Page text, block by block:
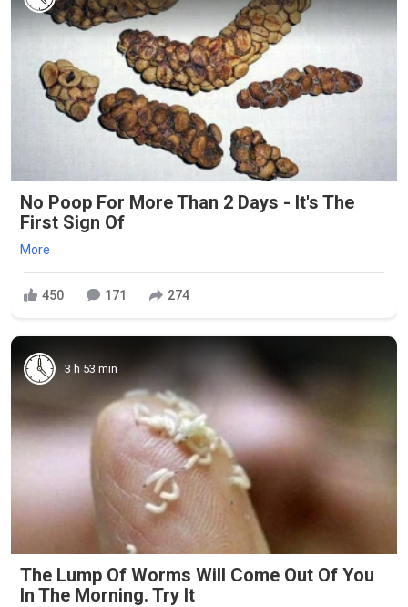
No Poop For More Than 2 Days - It's The
First Sign Of
More
450 171 274
3 h 53 min
The Lump Of Worms Will Come Out Of You
In The Morning. Try It